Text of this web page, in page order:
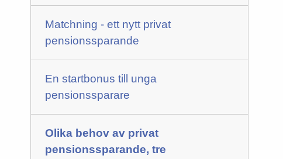
Matchning - ett nytt privat
pensionssparande
En startbonus till unga
pensionssparare
Olika behov av privat
pensionssparande, tre